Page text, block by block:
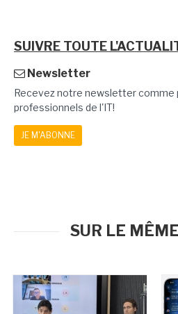
SUIVRE TOUTE
Newsletter
Recevez notre newsletter comme
professionnels de l'IT!
JE M'ABONNE
SUR LE